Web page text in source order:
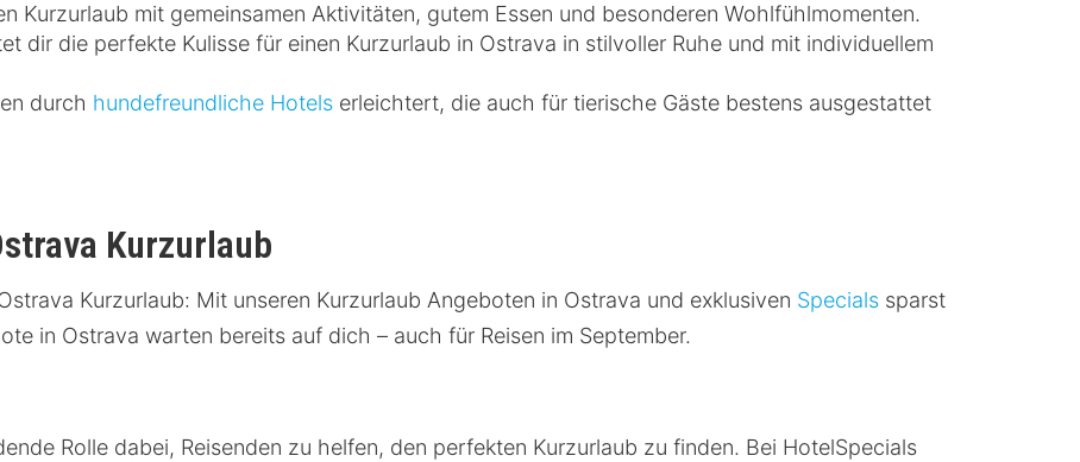
Kurzurlaub mit gemeinsamen Aktivitäten, gutem Essen und besonderen Wohlfühlmomenten.
dir die perfekte Kulisse für einen Kurzurlaub in Ostrava in stilvoller Ruhe und mit individuellem
durch hundefreundliche Hotels erleichtert, die auch für tierische Gäste bestens ausgestattet
Kurzurlaub
Kurzurlaub: Mit unseren Kurzurlaub Angeboten in Ostrava und exklusiven Specials sparst
in Ostrava warten bereits auf dich – auch für Reisen im September.
Rolle dabei, Reisenden zu helfen, den perfekten Kurzurlaub zu finden. Bei HotelSpecials